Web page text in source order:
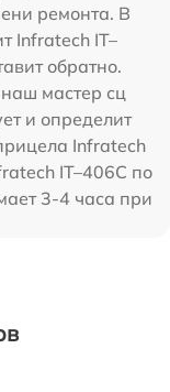
ремонта. В
Infratech IT–
обратно.
мастер сц
и определит
Infratech
IT–406С по
3-4 часа при